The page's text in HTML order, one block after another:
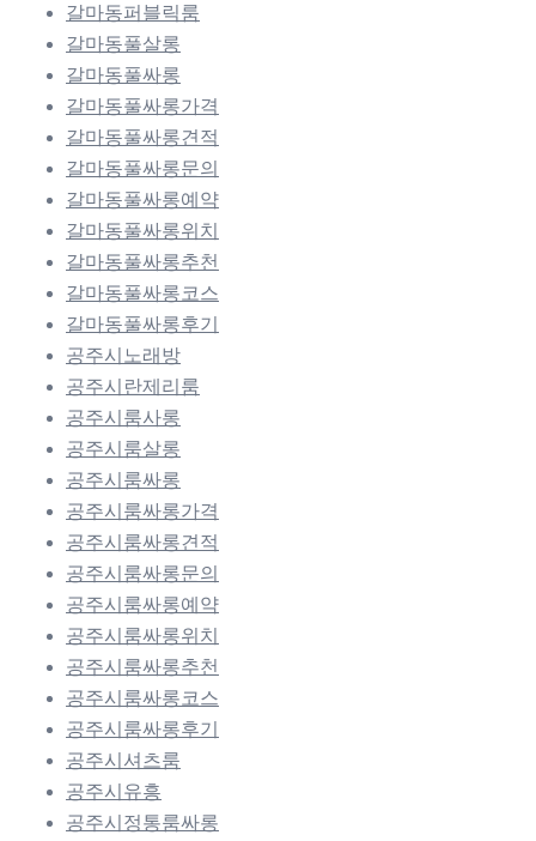
갈마동퍼블릭룸
갈마동풀살롱
갈마동풀싸롱
갈마동풀싸롱가격
갈마동풀싸롱견적
갈마동풀싸롱문의
갈마동풀싸롱예약
갈마동풀싸롱위치
갈마동풀싸롱추천
갈마동풀싸롱코스
갈마동풀싸롱후기
공주시노래방
공주시란제리룸
공주시룸사롱
공주시룸살롱
공주시룸싸롱
공주시룸싸롱가격
공주시룸싸롱견적
공주시룸싸롱문의
공주시룸싸롱예약
공주시룸싸롱위치
공주시룸싸롱추천
공주시룸싸롱코스
공주시룸싸롱후기
공주시셔츠룸
공주시유흥
공주시정통룸싸롱